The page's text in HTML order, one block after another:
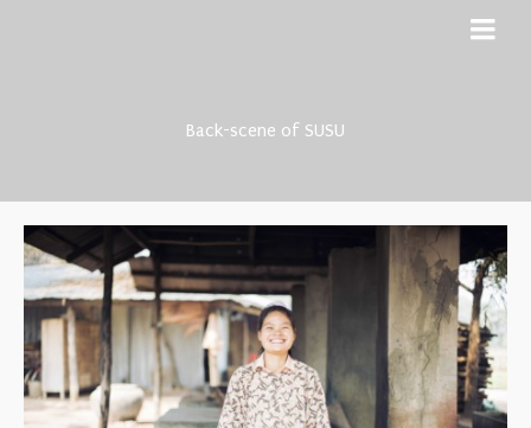
Back-scene of SUSU